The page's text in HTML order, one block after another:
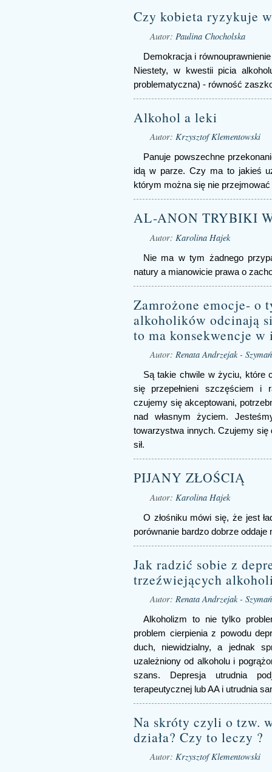
Czy kobieta ryzykuje
Autor: Paulina Chocholska
Demokracja i
Niestety, w kwestii picia
problematyczna) - równość
Alkohol a leki
Autor: Krzysztof Klementowski
Panuje powszechne
idą w parze. Czy ma to jakieś
którym można się nie przejmować
AL-ANON TRYBIKI
Autor: Karolina Hajek
Nie ma w tym żadnego
natury a mianowicie prawa o
Zamrożone emocje- o
alkoholików odcinają
to ma konsekwencje w
Autor: Renata Andrzejak -
Są takie chwile w życiu, które
się przepełnieni szczęściem i
czujemy się akceptowani,
nad własnym życiem.
towarzystwa innych. Czujemy się
sił.
PIJANY ZŁOŚCIĄ
Autor: Karolina Hajek
O złośniku mówi się, że jest
porównanie bardzo dobrze oddaje
Jak radzić sobie z
trzeźwiejących
Autor: Renata Andrzejak -
Alkoholizm to nie tylko
problem cierpienia z powodu
duch, niewidzialny, a jednak
uzależniony od alkoholu i
szans. Depresja utrudnia
terapeutycznej lub AA i utrudnia
Na skróty czyli o tzw.
działa? Czy to leczy ?
Autor: Krzysztof Klementowski